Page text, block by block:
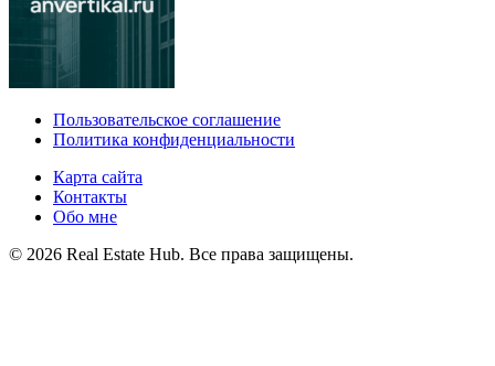
Пользовательское соглашение
Политика конфиденциальности
Карта сайта
Контакты
Обо мне
© 2026 Real Estate Hub. Все права защищены.